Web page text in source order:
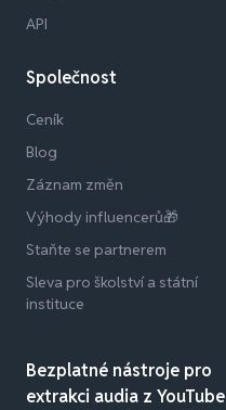
API
Společnost
Ceník
Blog
Záznam změn
Výhody influencerů🎁
Staňte se partnerem
Sleva pro školství a státní
instituce
Bezplatné nástroje pro
extrakci audia z YouTube